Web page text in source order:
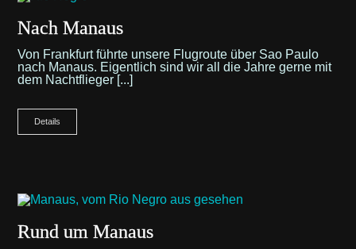
Nach Manaus
Von Frankfurt führte unsere Flugroute über Sao Paulo
nach Manaus. Eigentlich sind wir all die Jahre gerne mit
dem Nachtflieger [...]
Details
Rund um Manaus